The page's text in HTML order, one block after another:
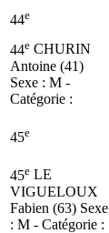
44e
44e CHURIN
Antoine (41)
Sexe : M -
Catégorie :
45e
45e LE
VIGUELOUX
Fabien (63) Sexe
: M - Catégorie :